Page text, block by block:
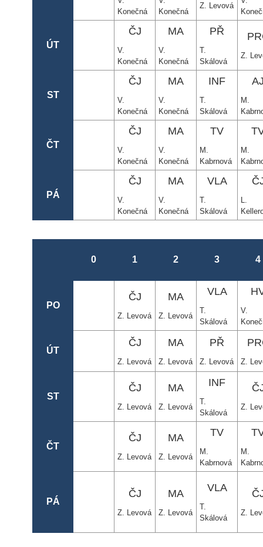
Konečná
Konečná
Z. Levová
ÚT
ČJ
V.
Konečná
MA
V.
Konečná
PŘ
T.
Skálová
Z.
ST
ČJ
V.
Konečná
MA
V.
Konečná
INF
T.
Skálová
M.
ČT
ČJ
V.
Konečná
MA
V.
Konečná
TV
M.
Kabrnová
M.
PÁ
ČJ
V.
Konečná
MA
V.
Konečná
VLA
T.
Skálová
L.
0 1 2 3 4
PO
ČJ
Z. Levová
MA
Z. Levová
VLA
T.
Skálová
V.
ÚT
ČJ
Z. Levová
MA
Z. Levová
PŘ
Z. Levová Z.
ST
ČJ
Z. Levová
MA
Z. Levová
INF
T.
Skálová
Z.
ČT
ČJ
Z. Levová
MA
Z. Levová
TV
M.
Kabrnová
M.
PÁ
ČJ
Z. Levová
MA
Z. Levová
VLA
T.
Skálová
Z.